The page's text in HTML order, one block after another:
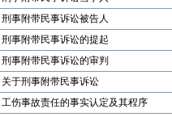
刑事附带民事诉讼被告人
刑事附带民事诉讼的提起
刑事附带民事诉讼的审判
关于刑事附带民事诉讼
工伤事故责任的事实认定及其程序